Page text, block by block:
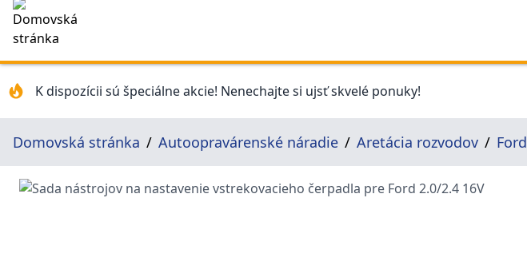
K dispozícii sú špeciálne akcie! Nenechajte si ujsť skvelé ponuky!
Domovská stránka Autoopravárenské náradie Aretácia rozvodov Ford